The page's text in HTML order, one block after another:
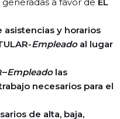
asistencias y horarios
Empleadoal lugar
Empleadolas
necesarios para el
de alta, baja,